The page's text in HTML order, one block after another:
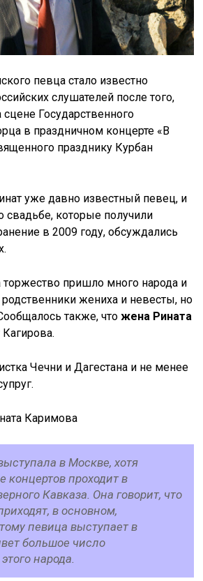
певца стало известно
слушателей после того,
Государственного
в праздничном концерте «В
празднику Курбан
уже давно известный певец, и
свадьбе, которые получили
в 2009 году, обсуждались
торжество пришло много народа и
родственники жениха и невесты, но
также, чтожена Рината
Чечни и Дагестана и не менее
Каримова
в Москве, хотя
концертов проходит в
Кавказа. Она говорит, что
в основном,
певица выступает в
большое число
народа.